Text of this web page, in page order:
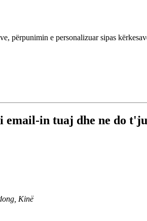
përpunimin e personalizuar sipas
email-in tuaj dhe ne do
Kinë